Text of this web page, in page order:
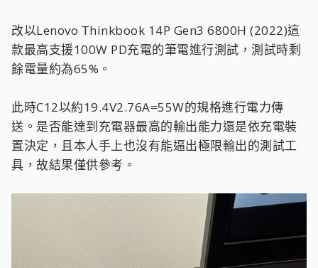
改以Lenovo Thinkbook 14P Gen3 6800H (2022)這
款最高支援100W PD充電的筆電進行測試，測試時剩
餘電量約為65%。
此時C12以約19.4V2.76A=55W的規格進行電力傳
送。是否能達到充電器最高的輸出能力還是依充電裝
置決定，且本人手上也沒有能逼出極限輸出的測試工
具，故結果僅供參考。